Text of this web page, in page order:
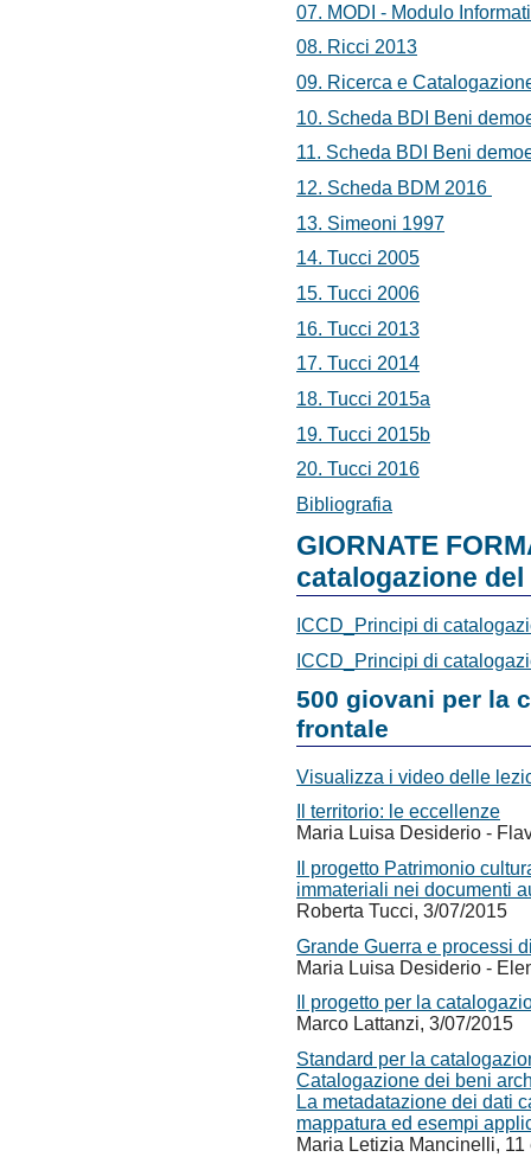
07. MODI - Modulo
08. Ricci 2013
09. Ricerca e
10. Scheda BDI Beni
11. Scheda BDI Beni
12. Scheda BDM 2016
13. Simeoni 1997
14. Tucci 2005
15. Tucci 2006
16. Tucci 2013
17. Tucci 2014
18. Tucci 2015a
19. Tucci 2015b
20. Tucci 2016
Bibliografia
GIORNATE
catalogazione
ICCD_Principi di
ICCD_Principi di
500 giovani per la
frontale
Visualizza i video delle
Il territorio: le eccellenze
Maria Luisa Desiderio -
Il progetto Patrimonio
immateriali nei documenti
Roberta Tucci, 3/07/2015
Grande Guerra e processi
Maria Luisa Desiderio -
Il progetto per la
Marco Lattanzi, 3/07/2015
Standard per la
Catalogazione dei beni
La metadatazione dei dati
mappatura ed esempi
Maria Letizia Mancinelli, 11